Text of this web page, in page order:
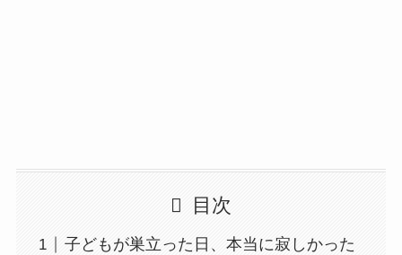
目次
子どもが巣立った日、本当に寂しかった